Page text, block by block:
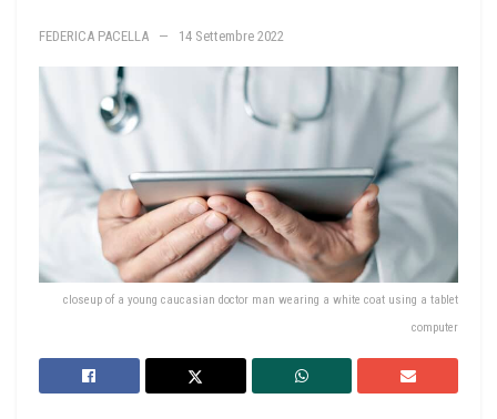
FEDERICA PACELLA 14 Settembre 2022
closeup of a young caucasian doctor man wearing a white coat using a tablet
computer